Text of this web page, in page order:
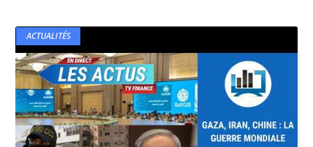
ACTUALITÉS